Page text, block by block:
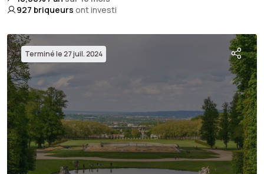
927 briqueurs ont investi
Terminé le 27 juil. 2024